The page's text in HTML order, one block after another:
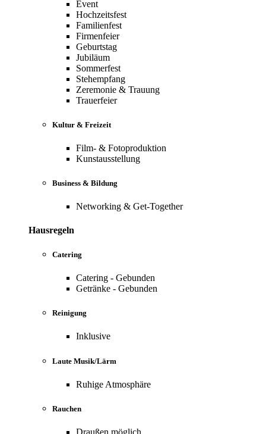
Event
Hochzeitsfest
Familienfest
Firmenfeier
Geburtstag
Jubiläum
Sommerfest
Stehempfang
Zeremonie & Trauung
Trauerfeier
Kultur & Freizeit
Film- & Fotoproduktion
Kunstausstellung
Business & Bildung
Networking & Get-Together
Hausregeln
Catering
Catering - Gebunden
Getränke - Gebunden
Reinigung
Inklusive
Laute Musik/Lärm
Ruhige Atmosphäre
Rauchen
Draußen möglich